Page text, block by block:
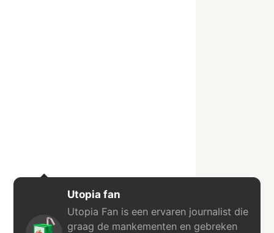
Utopia fan
Utopia Fan is een ervaren journalist die
graag de mankementen en gebreken